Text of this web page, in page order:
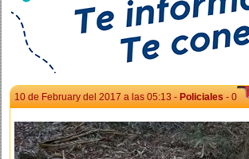
10 de February del 2017 a las 05:13 - Policiales - 0